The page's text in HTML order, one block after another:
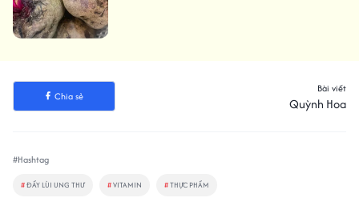
Chia sẻ
Bài viết
Quỳnh Hoa
#Hashtag
#ĐẨY LÙI UNG THƯ #VITAMIN #THỰC PHẨM